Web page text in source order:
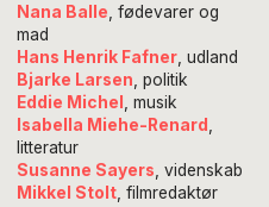
Nana Balle , fødevarer og
mad
Hans Henrik Fafner, udland
Bjarke Larsen , politik
Eddie Michel
, musik
Isabella Miehe-Renard
litteratur
Susanne Sayers , videnskab
Mikkel Stolt, filmredaktør